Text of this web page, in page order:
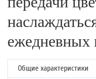
ежедневных
Общие характеристики